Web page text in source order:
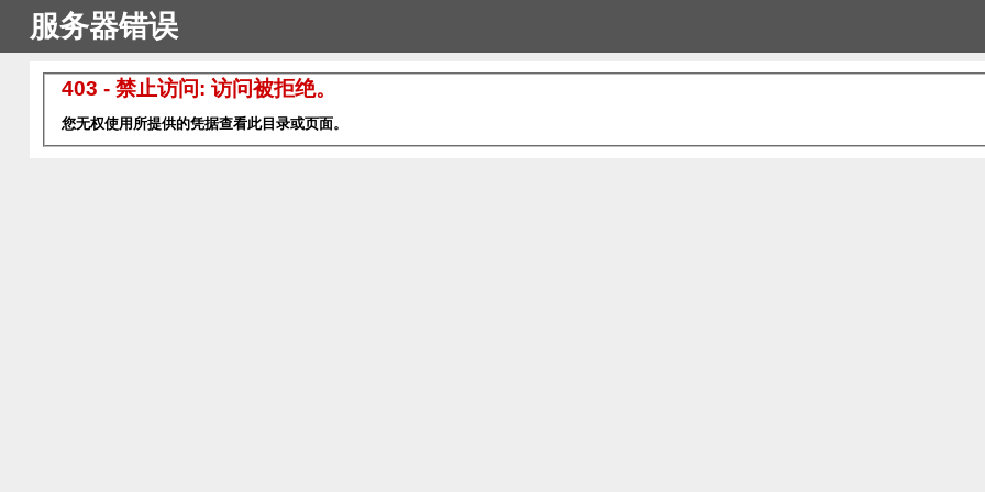
服务器错误
403 - 禁止访问: 访问被拒绝。
您无权使用所提供的凭据查看此目录或页面。